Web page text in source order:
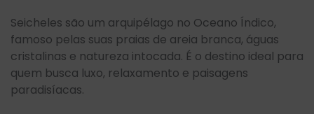
Seicheles são um arquipélago no Oceano Índico,
famoso pelas suas praias de areia branca, águas
cristalinas e natureza intocada. É o destino ideal para
quem busca luxo, relaxamento e paisagens
paradisíacas.